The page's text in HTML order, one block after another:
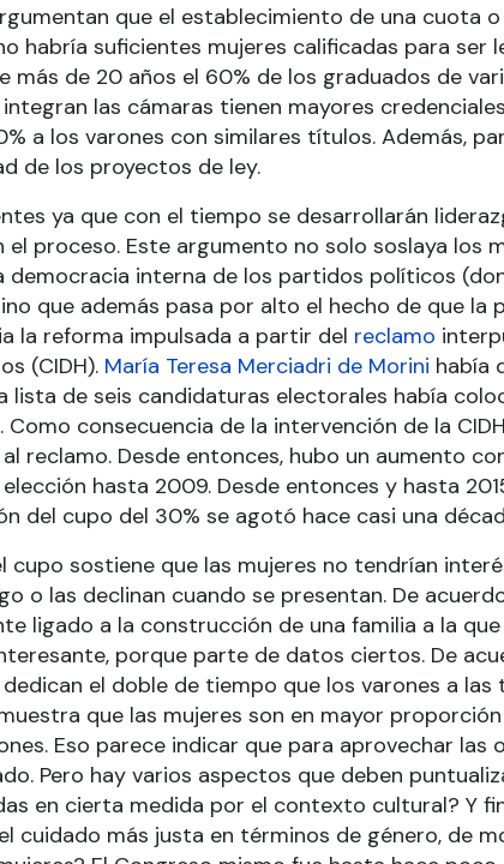
que el establecimiento de una cuota
habría suficientes mujeres calificadas para
más de 20 años el 60% de los graduados de
las cámaras tienen mayores
a los varones con similares títulos. Además,
de los proyectos de ley.
ya que con el tiempo se desarrollarán
proceso. Este argumento no solo soslaya los
interna de los partidos políticos
que además pasa por alto el hecho de que
la reforma impulsada a partir del reclamo
(CIDH). María Teresa Merciadri de Morini había
lista de seis candidaturas electorales había
consecuencia de la intervención de la
reclamo. Desde entonces, hubo un aumento
hasta 2009. Desde entonces y hasta
del cupo del 30% se agotó hace casi una
sostiene que las mujeres no tendrían
o las declinan cuando se presentan. De
ligado a la construcción de una familia a la
porque parte de datos ciertos. De
el doble de tiempo que los varones a las
que las mujeres son en mayor
Eso parece indicar que para aprovechar
Pero hay varios aspectos que deben
en cierta medida por el contexto cultural? Y
cuidado más justa en términos de género, de